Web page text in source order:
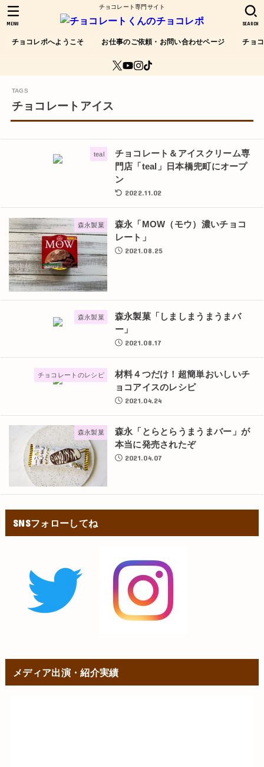
チョコレート専門サイト
チョコレポへようこそ お仕事のご依頼・お問い合わせページ チョ
SEARCH
MENU
チョコレートアイス
teal
チョコレート＆アイスクリーム専
門店「teal」日本橋兜町にオープ
ン
2022.11.02
森永製菓
森永「MOW（モウ）濃いチョコ
レート」
2021.08.25
森永製菓
森永製菓「しましまうまうまバ
ー」
2021.08.17
チョコレートのレシピ
材料４つだけ！超簡単おいしいチ
ョコアイスのレシピ
2021.04.24
森永製菓
森永「とらとらうまうまバー」が
本当に発売されたぞ
2021.04.07
SNSフォローしてね
メディア出演・紹介実績